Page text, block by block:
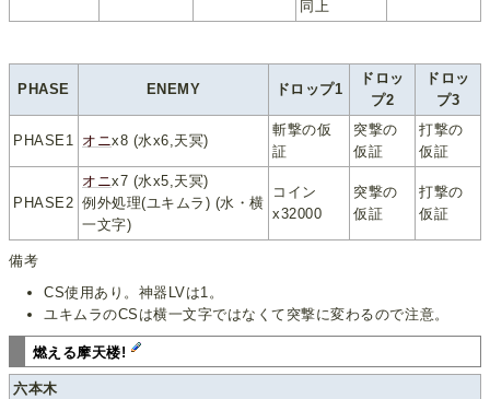
同上
PHASE ENEMY ドロップ1
ドロッ
プ2
ドロッ
プ3
PHASE1 オニx8 (水x6,天冥)
斬撃の仮
証
突撃の
仮証
打撃の
仮証
PHASE2
オニx7 (水x5,天冥)
例外処理(ユキムラ) (水・横
一文字)
コイン
x32000
突撃の
仮証
打撃の
仮証
備考
CS使用あり。神器LVは1。
ユキムラのCSは横一文字ではなくて突撃に変わるので注意。
燃える摩天楼!
六本木